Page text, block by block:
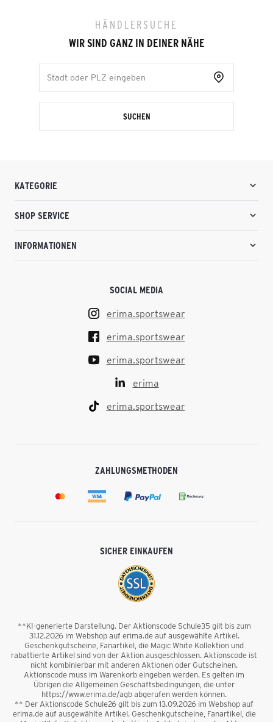
HÄNDLERSUCHE
WIR SIND GANZ IN DEINER NÄHE
SUCHEN
KATEGORIE
SHOP SERVICE
INFORMATIONEN
SOCIAL MEDIA
erima.sportswear
erima.sportswear
erima.sportswear
erima
erima.sportswear
ZAHLUNGSMETHODEN
SICHER EINKAUFEN
**KI-generierte Darstellung. Der Aktionscode Schule35 gilt bis zum
31.12.2026 im Webshop auf erima.de auf ausgewählte Artikel.
Geschenkgutscheine, Fanartikel, die Magic White Kollektion und
rabattierte Artikel sind von der Aktion ausgeschlossen. Aktionscode ist
nicht kombinierbar mit anderen Aktionen oder Gutscheinen.
Aktionscode muss im Warenkorb eingeben werden. Es gelten im
Übrigen die Allgemeinen Geschäftsbedingungen, die unter
https://www.erima.de/agb abgerufen werden können.
** Der Aktionscode Schule26 gilt bis zum 13.09.2026 im Webshop auf
erima.de auf ausgewählte Artikel. Geschenkgutscheine, Fanartikel, die